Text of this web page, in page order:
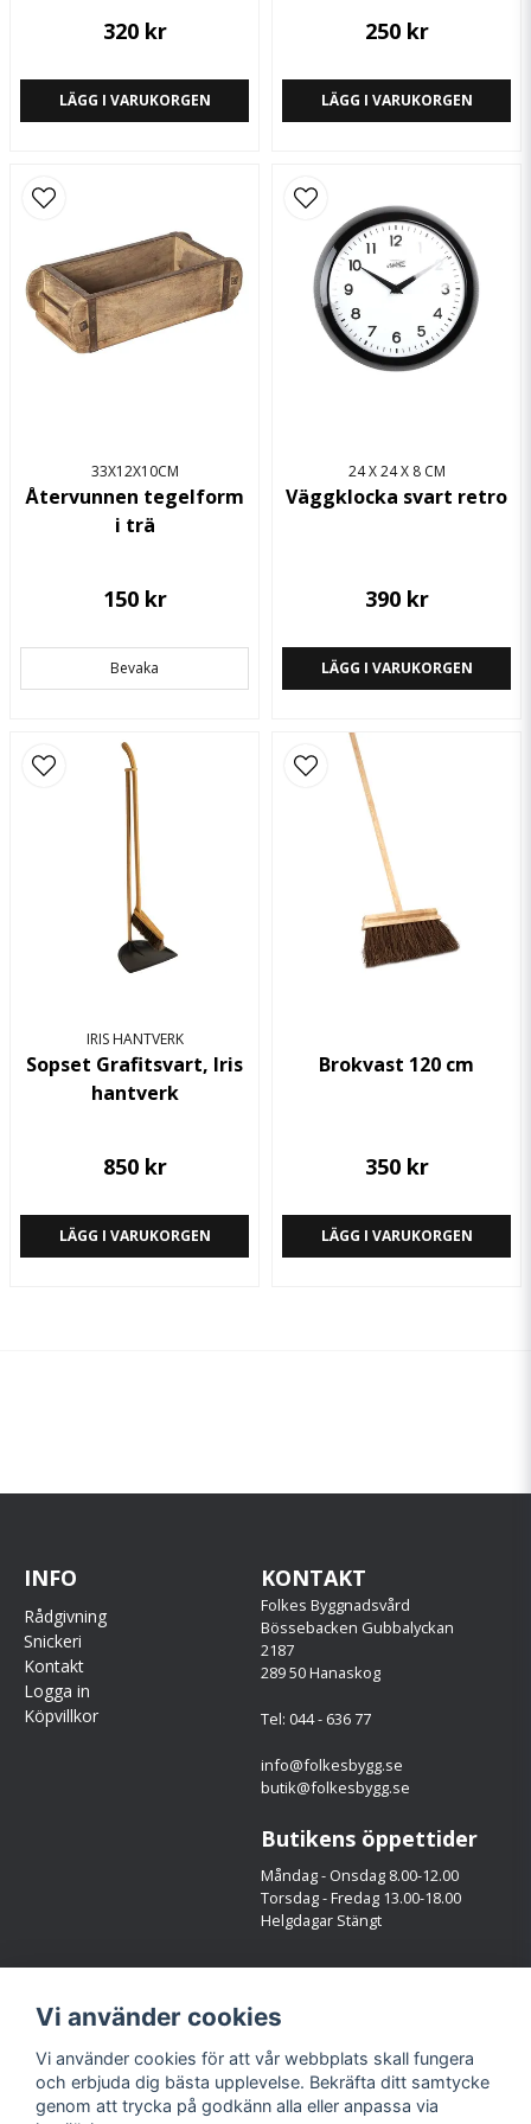
320 kr
LÄGG I VARUKORGEN
250 kr
LÄGG I VARUKORGEN
33X12X10CM
Återvunnen tegelform
i trä
150 kr
Bevaka
24 X 24 X 8 CM
Väggklocka svart retro
390 kr
LÄGG I VARUKORGEN
IRIS HANTVERK
Sopset Grafitsvart, Iris
hantverk
850 kr
LÄGG I VARUKORGEN
Brokvast 120 cm
350 kr
LÄGG I VARUKORGEN
INFO
Rådgivning
Snickeri
Kontakt
Logga in
Köpvillkor
KONTAKT
Folkes Byggnadsvård
Bössebacken Gubbalyckan
2187
289 50 Hanaskog
Tel: 044 - 636 77
info@folkesbygg.se
butik@folkesbygg.se
Butikens öppettider
Måndag - Onsdag 8.00-12.00
Torsdag - Fredag 13.00-18.00
Helgdagar Stängt
Facebook
Instagram
Vi använder cookies
Vi använder cookies för att vår webbplats skall fungera
och erbjuda dig bästa upplevelse. Bekräfta ditt samtycke
genom att trycka på godkänn alla eller anpassa via